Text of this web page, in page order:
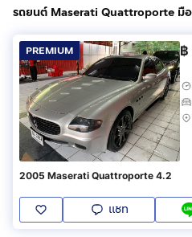
PREMIUM ฿
2005 Maserati Quattroporte 4.2
แชท